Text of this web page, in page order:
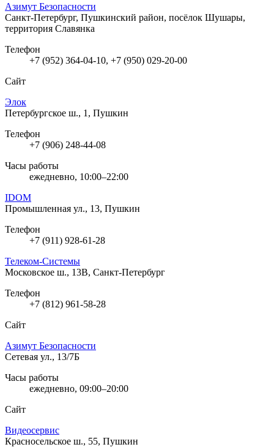
Азимут Безопасности
Санкт-Петербург, Пушкинский район, посёлок Шушары,
территория Славянка
Телефон
+7 (952) 364-04-10, +7 (950) 029-20-00
Сайт
Элок
Петербургское ш., 1, Пушкин
Телефон
+7 (906) 248-44-08
Часы работы
ежедневно, 10:00–22:00
IDOM
Промышленная ул., 13, Пушкин
Телефон
+7 (911) 928-61-28
Телеком-Системы
Московское ш., 13В, Санкт-Петербург
Телефон
+7 (812) 961-58-28
Сайт
Азимут Безопасности
Сетевая ул., 13/7Б
Часы работы
ежедневно, 09:00–20:00
Сайт
Видеосервис
Красносельское ш., 55, Пушкин